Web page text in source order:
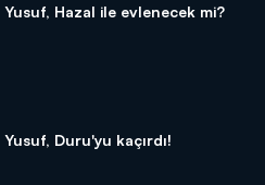
Yusuf, Hazal ile evlenecek mi?
Yusuf, Duru'yu kaçırdı!